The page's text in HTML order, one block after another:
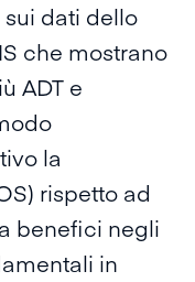
sui dati dello
che mostrano
ADT e
la
rispetto ad
benefici negli
in